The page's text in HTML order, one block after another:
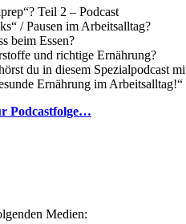
Teil 2 – Podcast
/ Pausen im Arbeitsalltag?
beim Essen?
und richtige Ernährung?
du in diesem Spezialpodcast
Ernährung im Arbeitsalltag!“
Podcastfolge…
Medien: